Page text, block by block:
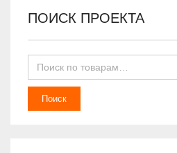
ПОИСК ПРОЕКТА
Поиск